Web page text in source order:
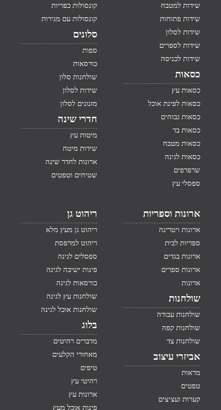
שידות למטבח
שידות פתוחות
שידות לסלון
שידות לספרים
שידות לכניסה
כסאות
כסאות עץ
כסאות לפינת אוכל
כסאות גבוהים
כסאות בד
כסאות מטבח
כסאות לגינה
שרפרפים
ספסלי עץ
קונסולות כפריות
קונסולות עם מגירות
סלונים
ספות
כורסאות
שולחנות סלון
שידות לסלון
מזנונים לסלון
חדרי שינה
מיטות עץ
שידות מיטה
ארונות לחדר שינה
שטיחים וטפטים
ארונות וספריות
ארונות ויטרינה
ספריות לבית
ארונות בגדים
ארונות ספרים
ארונות
שולחנות
שולחנות עבודה
שולחנות קפה
שולחנות צד
אביזרי עיצוב
מראות
טפטים
קערות ועציצים
ריהוט גן
ריהוט גן מעץ מלא
ריהוט למרפסת
ספסלים לגינה
פינות ישיבה לגינה
כורסאות לגינה
שולחנות עץ לגינה
שולחנות אוכל לגינה
בלוג
מדברים רהיטים
מאחורי הקלעים
טיפים
רהיטי עץ
ארונות עץ
פינות אוכל מעץ